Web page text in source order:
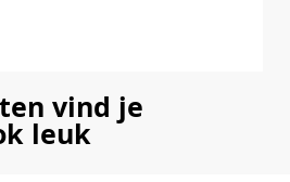
vind je
leuk